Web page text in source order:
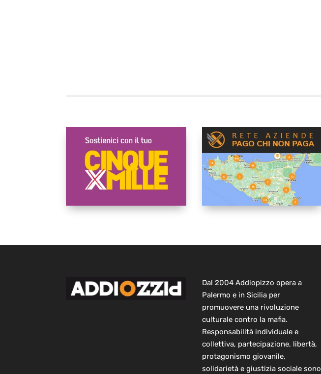
Dal 2004 Addiopizzo opera a
Palermo e in Sicilia per
promuovere una rivoluzione
culturale contro la mafia.
Responsabilità individuale e
collettiva, partecipazione, libertà,
protagonismo giovanile,
solidarietà e giustizia sociale sono